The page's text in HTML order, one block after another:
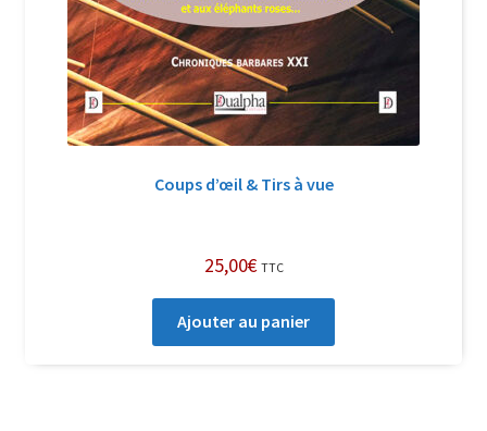
Coups d’œil & Tirs à vue
25,00€ TTC
Ajouter au panier